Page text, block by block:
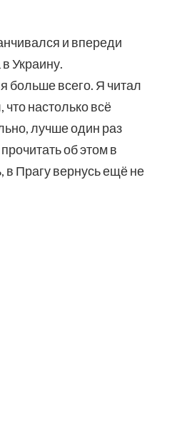
и впереди
Украину.
больше всего. Я читал
настолько всё
лучше один раз
об этом в
в Прагу вернусь ещё не